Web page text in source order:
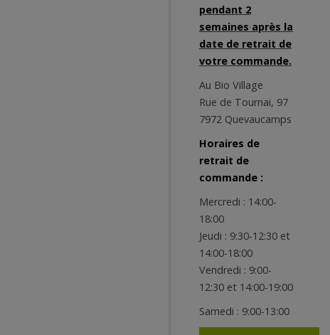
pendant 2
semaines après la
date de retrait de
votre commande.
Au Bio Village
Rue de Tournai, 97
7972 Quevaucamps
Horaires de
retrait de
commande :
Mercredi : 14:00-
18:00
Jeudi : 9:30-12:30 et
14:00-18:00
Vendredi : 9:00-
12:30 et 14:00-19:00
Samedi : 9:00-13:00